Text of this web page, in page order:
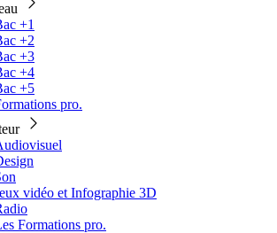
+1
+2
+3
+4
+5
pro.
vidéo et Infographie 3D
Formations pro.